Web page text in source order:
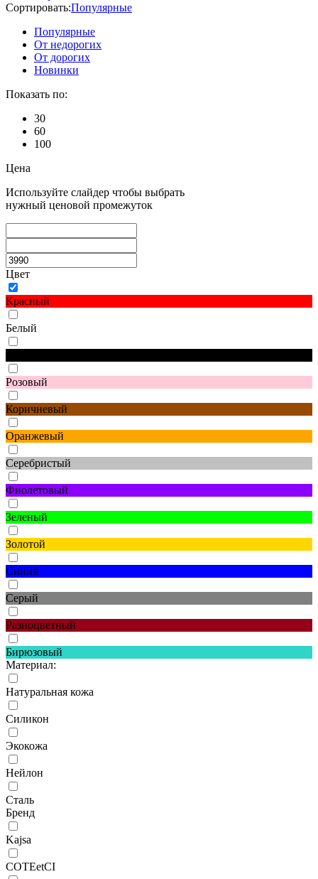
Сортировать:Популярные
Популярные
От недорогих
От дорогих
Новинки
Показать по:
30
60
100
Цена
Используйте слайдер чтобы выбрать
нужный ценовой промежуток
Цвет
Красный
Белый
Розовый
Коричневый
Оранжевый
Серебристый
Фиолетовый
Зеленый
Золотой
Синий
Серый
Разноцветный
Бирюзовый
Материал:
Натуральная кожа
Силикон
Экокожа
Нейлон
Сталь
Бренд
Kajsa
COTEetCI